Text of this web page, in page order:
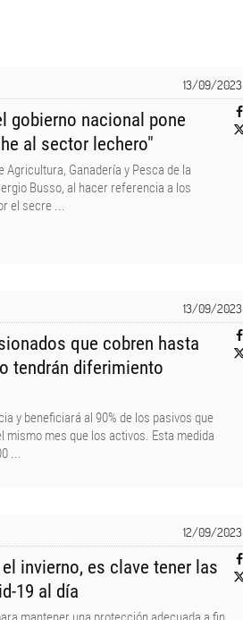
13/09/2023
gobierno nacional pone
al sector lechero"
Ganadería y Pesca de la
Busso, al hacer referencia a los
el secre ...
13/09/2023
que cobren hasta
tendrán diferimiento
y beneficiará al 90% de los pasivos que
mismo mes que los activos. Esta medida
...
12/09/2023
invierno, es clave tener las
19 al día